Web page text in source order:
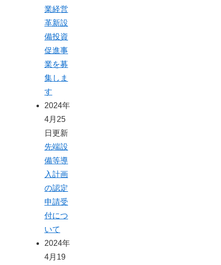
業経営
革新設
備投資
促進事
業を募
集しま
す
2024年
4月25
日更新
先端設
備等導
入計画
の認定
申請受
付につ
いて
2024年
4月19